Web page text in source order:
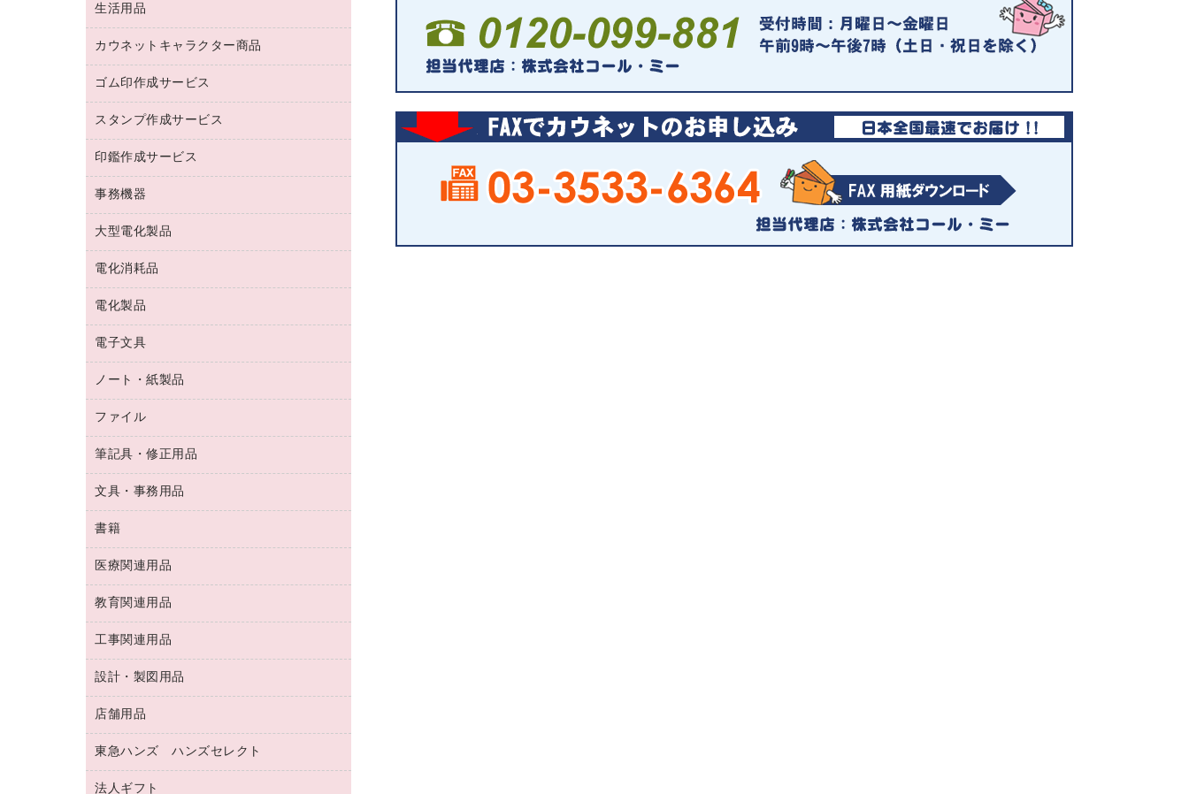
台車・脚立
倉庫収納用品
作業用雑貨
梱包用品
梱包用テープ
園芸用品
ペット用品
紅茶・バラエティ飲料
レギュラーコーヒー
ミルク・シュガー
ソフトドリンク
コーヒーメーカー・備品
インスタントコーヒー
食品
生活用品
浴室用品
台所用洗剤
掃除用品
掃除用洗剤
洗濯用品
消臭・芳香剤
殺虫剤
飲食用消耗品
ハンドソープ・石鹸
トイレ用品
トイレ用洗剤
ティッシュペーパー
ダストボックス
タオル・アメニティ用品
スリッパ・サンダル・シューズ
スポーツ・レジャー用品
ゴミ袋
キッチン用品
食品添加物製品
カウネットキャラクター商品
カウネットキャラクター商品
ゴム印作成サービス
ゴム印作成サービス
ゴム印（一行印）作成サービス
ゴム印（フリーサイズ印）作成サービス
スタンプ作成サービス
シヤチハタスタンプ作成サービス
カウネットスタンプ作成サービス
印鑑作成サービス
印鑑作成サービス
事務機器
大型シュレッダー（共配）
レーザーポインター
ラミネートフィルム
ラミネータ
タイムレコーダー
シュレッダ
ＯＨＰ用品
大型電化製品
冷蔵庫・キッチン・調理家電
テレビ・ＡＶ機器
電化消耗品
電球・蛍光灯
乾電池・充電池
フィルム・カメラ用品
デスクライト
アルバム
電化製品
掃除機・クリーナー
空調・季節家電
その他電化製品
キッチン・調理家電
ＯＡタップ／延長コード
電子文具
電卓
ラベルテープ
その他電子文具
ノート・紙製品
封筒
伝票
典礼用品
帳簿
額縁
各種用紙
ルーズリーフ
ファイル
名刺整理用品
板目表紙・綴込表紙
背幅が伸びるファイル
統一伝票用ファイル
収納保存用品
レターファイル
リングファイル
プレゼン用ファイル
ファイルボックス
パイプ式ファイル
筆記具・修正用品
万年筆
消しゴム
修正液・修正ペン
修正テープ
鉛筆
マーキングペン（油性）
マーキングペン（水性）
文具・事務用品
輪ゴム
両面テープ
名札
保管・整理用品
壁面／足元収納
備品／小物ケース
透明テープ 事務用
電話台
書籍
パソコンソフト
医療関連用品
保健用品
使い捨て手袋
感染症対策用品
介護用品
医療関連用品
品）
教育関連用品
教育関連用品
工事関連用品
工事関連用品
設計・製図用品
設計・製図用品
店舗用品
店舗運営用品
陳列什器
東急ハンズ ハンズセレクト
東急ハンズ
法人ギフト